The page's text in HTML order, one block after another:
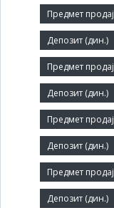
Делатност:
Делатност
Матични број:
07294794
Број запослених:
14
Заступник: